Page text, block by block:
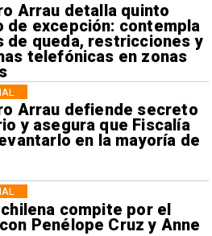
Arrau detalla quinto
de excepción: contempla
de queda, restricciones y
telefónicas en zonas
Arrau defiende secreto
y asegura que Fiscalía
en la mayoría de
compite por el
Penélope Cruz y Anne